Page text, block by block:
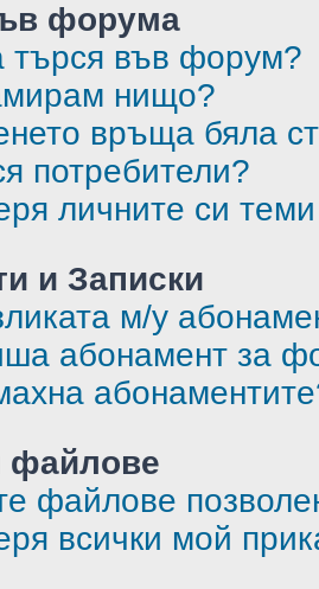
форума
търся във форум?
нищо?
връща бяла
потребители?
личните си
и Записки
м/у
абонамент за
файлове
файлове
всички мой